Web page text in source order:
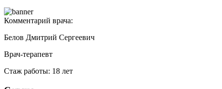
Комментарий врача:
Белов Дмитрий Сергеевич
Врач-терапевт
Стаж работы: 18 лет